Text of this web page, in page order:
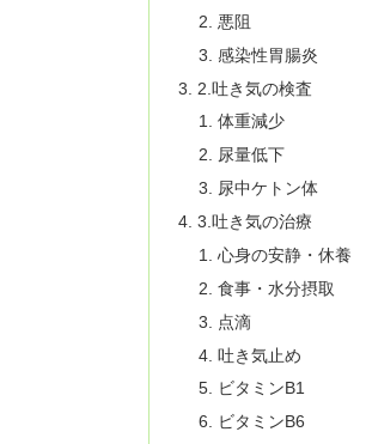
悪阻
感染性胃腸炎
2.吐き気の検査
体重減少
尿量低下
尿中ケトン体
3.吐き気の治療
心身の安静・休養
食事・水分摂取
点滴
吐き気止め
ビタミンB1
ビタミンB6